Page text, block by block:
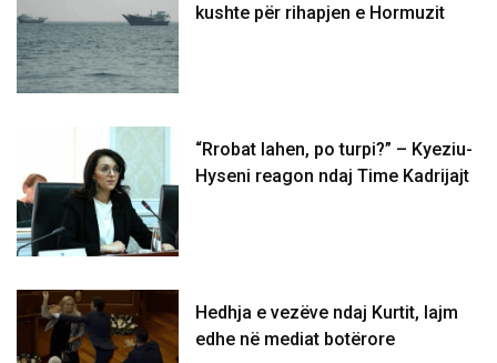
kushte për rihapjen e Hormuzit
“Rrobat lahen, po turpi?” – Kyeziu-
Hyseni reagon ndaj Time Kadrijajt
Hedhja e vezëve ndaj Kurtit, lajm
edhe në mediat botërore